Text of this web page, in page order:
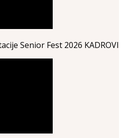
Senior Fest 2026 KADROVI